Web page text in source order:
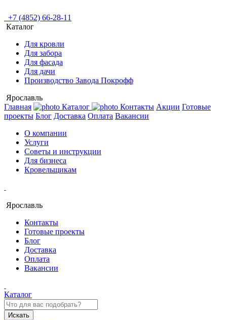
+7 (4852) 66-28-11
Каталог
Для кровли
Для забора
Для фасада
Для дачи
Производство Завода Покрофф
Ярославль
Главная
Каталог Контакты Акции Готовые
проекты Блог Доставка Оплата Вакансии
О компании
Услуги
Советы и инструкции
Для бизнеса
Кровельщикам
Ярославль
Контакты
Готовые проекты
Блог
Доставка
Оплата
Вакансии
Каталог
Искать